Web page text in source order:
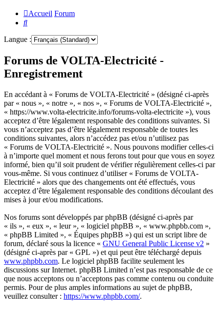
Accueil Forum
Rechercher
Langue :
Forums de VOLTA-Electricité -
Enregistrement
En accédant à « Forums de VOLTA-Electricité » (désigné ci-après
par « nous », « notre », « nos », « Forums de VOLTA-Electricité »,
« https://www.volta-electricite.info/forums-volta-electricite »), vous
acceptez d’être légalement responsable des conditions suivantes. Si
vous n’acceptez pas d’être légalement responsable de toutes les
conditions suivantes, alors n’accédez pas et/ou n’utilisez pas
« Forums de VOLTA-Electricité ». Nous pouvons modifier celles-ci
à n’importe quel moment et nous ferons tout pour que vous en soyez
informé, bien qu’il soit prudent de vérifier régulièrement celles-ci par
vous-même. Si vous continuez d’utiliser « Forums de VOLTA-
Electricité » alors que des changements ont été effectués, vous
acceptez d’être légalement responsable des conditions découlant des
mises à jour et/ou modifications.
Nos forums sont développés par phpBB (désigné ci-après par
« ils », « eux », « leur », « logiciel phpBB », « www.phpbb.com »,
« phpBB Limited », « Équipes phpBB ») qui est un script libre de
forum, déclaré sous la licence « GNU General Public License v2 »
(désigné ci-après par « GPL ») et qui peut être téléchargé depuis
www.phpbb.com. Le logiciel phpBB facilite seulement les
discussions sur Internet. phpBB Limited n’est pas responsable de ce
que nous acceptons ou n’acceptons pas comme contenu ou conduite
permis. Pour de plus amples informations au sujet de phpBB,
veuillez consulter : https://www.phpbb.com/.